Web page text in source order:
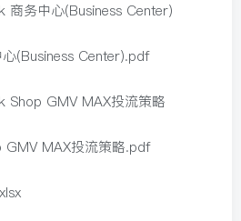
务中心(Business Center)
(Business Center).pdf
GMV MAX投流策略
MAX投流策略.pdf